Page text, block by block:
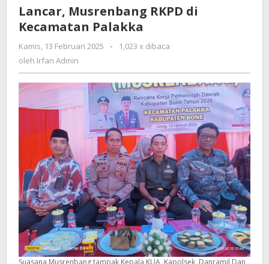
di
Kecamatan
Palakka
Lancar, Musrenbang RKPD di
Kecamatan Palakka
Kamis, 13 Februari 2025
oleh
-
1,023 x dibaca
oleh Irfan Admin